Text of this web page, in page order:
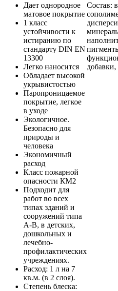
Дает однородное
матовое покрытие
1 класс
устойчивости к
истиранию по
стандарту DIN EN
13300
Легко наносится
Обладает высокой
укрывистостью
Паропроницаемое
покрытие, легкое
в уходе
Экологичное.
Безопасно для
природы и
человека
Экономичный
расход
Класс пожарной
опасности КМ2
Подходит для
работ во всех
типах зданий и
сооружений типа
A-B, в детских,
дошкольных и
лечебно-
профилактических
учреждениях.
Расход: 1 л на 7
кв.м. (в 2 слоя).
Степень блеска:
Состав:
добавки,